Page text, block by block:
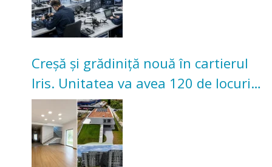
Creșă și grădiniță nouă în cartierul
Iris. Unitatea va avea 120 de locuri
pentru copii